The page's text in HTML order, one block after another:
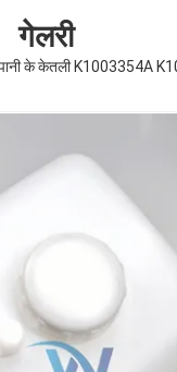
गेलरी
के केतली K1003354A